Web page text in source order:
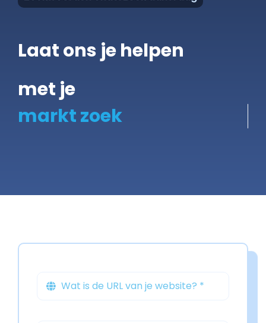
Gratis Scan
Laat ons je helpen
met je